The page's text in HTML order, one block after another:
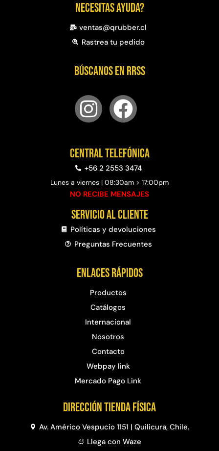
Necesitas ayuda?
ventas@qrubber.cl
Rastrea tu pedido
Búscanos en RRSS
Central telefónica
+56 2 2553 3474
Lunes a viernes | 08:30am > 17:00pm
NO RECIBE MENSAJES
Servicio al cliente
Políticas y devoluciones
Preguntas Frecuentes​
Enlaces rápidos
Productos
Catálogos
Internacional
Nosotros
Contacto
Webpay link
Mercado Pago Link
Dirección Tienda física
Av. Américo Vespucio 1151 | Quilicura, Chile.
Llega con Waze